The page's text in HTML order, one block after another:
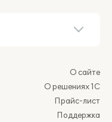
О сайте
О решениях 1С
Прайс-лист
Поддержка